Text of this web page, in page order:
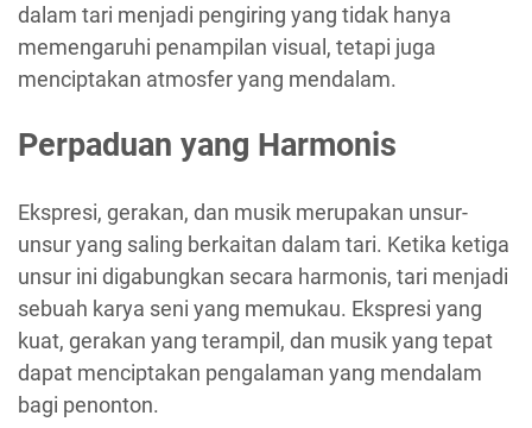
dalam tari menjadi pengiring yang tidak hanya
memengaruhi penampilan visual, tetapi juga
menciptakan atmosfer yang mendalam.
Perpaduan yang Harmonis
Ekspresi, gerakan, dan musik merupakan unsur-
unsur yang saling berkaitan dalam tari. Ketika ketiga
unsur ini digabungkan secara harmonis, tari menjadi
sebuah karya seni yang memukau. Ekspresi yang
kuat, gerakan yang terampil, dan musik yang tepat
dapat menciptakan pengalaman yang mendalam
bagi penonton.